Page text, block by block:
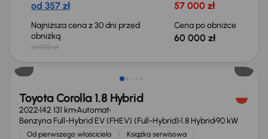
od 357 zł 57 000 zł
Najniższa cena z 30 dni przed
obniżką
61 000 zł
Cena po obniżce
60 000 zł
Możliwość odliczenia VAT
Toyota Corolla 1.8 Hybrid
2022142 131 kmAutomat
Benzyna Full-Hybrid EV (FHEV) (Full-Hybrid)1.8 Hybrid90 kW
Od pierwszego właściciela
Książka serwisowa